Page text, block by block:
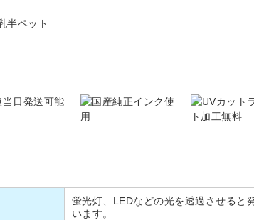
蛍光灯、LEDなどの光を透過させると
います。